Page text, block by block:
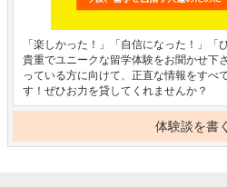
「楽しかった！」「自信になった！」
貴重でユニークな留学体験をお聞かせ下
っている方に向けて、正直な情報をすべ
す！ぜひお力を貸してくれませんか？
体験談を書く